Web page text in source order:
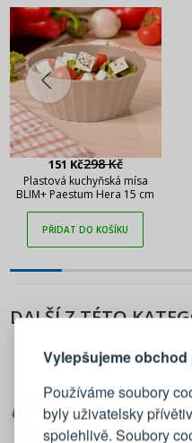
Vylepšujeme obchod
Používáme soubory
byly uživatelsky
spolehlivě. Soubory
151 Kč298 Kč
Plastová kuchyňská mísa
BLIM+ Paestum Hera 15 cm
PŘIDAT DO KOŠÍKU
DALŠÍ Z TÉTOPŘIHLÁŠENÍ
Přihlaste se
Emailová adresa